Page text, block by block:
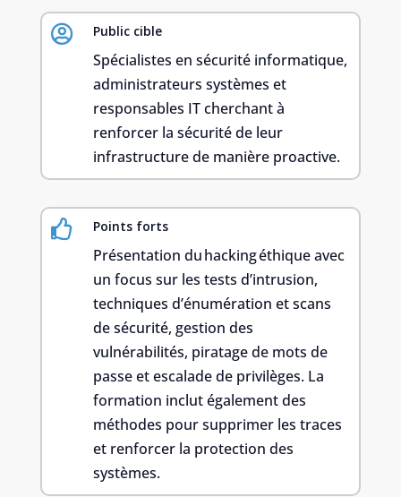
 Public cible
Spécialistes en sécurité informatique,
administrateurs systèmes et
responsables IT cherchant à
renforcer la sécurité de leur
infrastructure de manière proactive.
 Points forts
Présentation du hacking éthique avec
un focus sur les tests d’intrusion,
techniques d’énumération et scans
de sécurité, gestion des
vulnérabilités, piratage de mots de
passe et escalade de privilèges. La
formation inclut également des
méthodes pour supprimer les traces
et renforcer la protection des
systèmes.